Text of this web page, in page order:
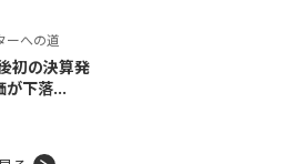
ーへの道
初の決算発
が下落...